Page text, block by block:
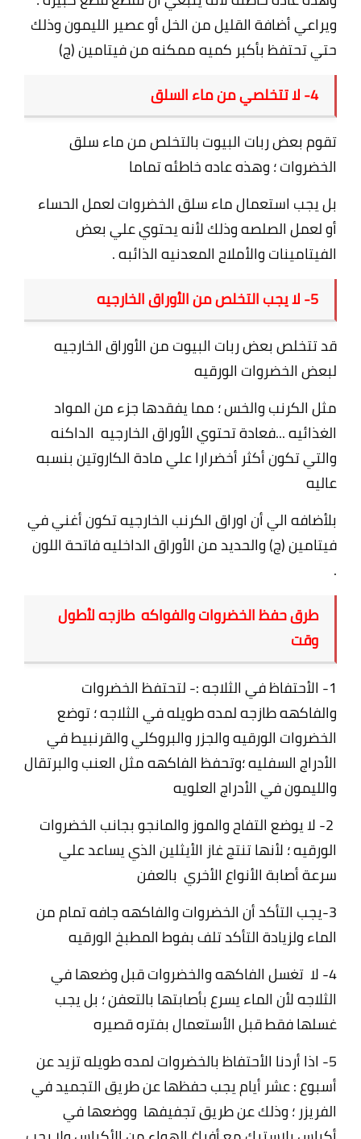
ويراعي أضافة القليل من الخل أو عصير الليمون وذلك
حتي تحتفظ بأكبر كميه ممكنه من فيتامين (ج)
4- لا تتخلصي من ماء السلق
تقوم بعض ربات البيوت بالتخلص من ماء سلق
الخضروات ؛ وهذه عاده خاطئه تماما
بل يجب استعمال ماء سلق الخضروات لعمل الحساء
أو لعمل الصلصه وذلك لأنه يحتوي علي بعض
الفيتامينات والأملاح المعدنيه الذائبه .
5- لا يجب التخلص من الأوراق الخارجيه
قد تتخلص بعض ربات البيوت من الأوراق الخارجيه
لبعض الخضروات الورقيه
مثل الكرنب والخس ؛ مما يفقدها جزء من المواد
الغذائيه ...فعادة تحتوي الأوراق الخارجيه الداكنه
والتي تكون أكثر أخضرارا علي مادة الكاروتين بنسبه
عاليه
بلأضافه الي أن اوراق الكرنب الخارجيه تكون أغني في
فيتامين (ج) والحديد من الأوراق الداخليه فاتحة اللون
.
طرق حفظ الخضروات والفواكه طازجه لأطول
وقت
1- الأحتفاظ في الثلاجه :- لتحتفظ الخضروات
والفاكهه طازجه لمده طويله في الثلاجه ؛ توضع
الخضروات الورقيه والجزر والبروكلي والقرنبيط في
الأدراج السفليه ؛وتحفظ الفاكهه مثل العنب والبرتقال
والليمون في الأدراج العلويه
2- لا يوضع التفاح والموز والمانجو بجانب الخضروات
الورقيه ؛ لأنها تنتج غاز الأيثلين الذي يساعد علي
سرعة أصابة الأنواع الأخري بالعفن
3-يجب التأكد أن الخضروات والفاكهه جافه تمام من
الماء ولزيادة التأكد تلف بفوط المطبخ الورقيه
4- لا تغسل الفاكهه والخضروات قبل وضعها في
الثلاجه لأن الماء يسرع بأصابتها بالتعفن ؛ بل يجب
غسلها فقط قبل الأستعمال بفتره قصيره
5- اذا أردنا الأحتفاظ بالخضروات لمده طويله تزيد عن
أسبوع : عشر أيام يجب حفظها عن طريق التجميد في
الفريزر ؛ وذلك عن طريق تجفيفها ووضعها في